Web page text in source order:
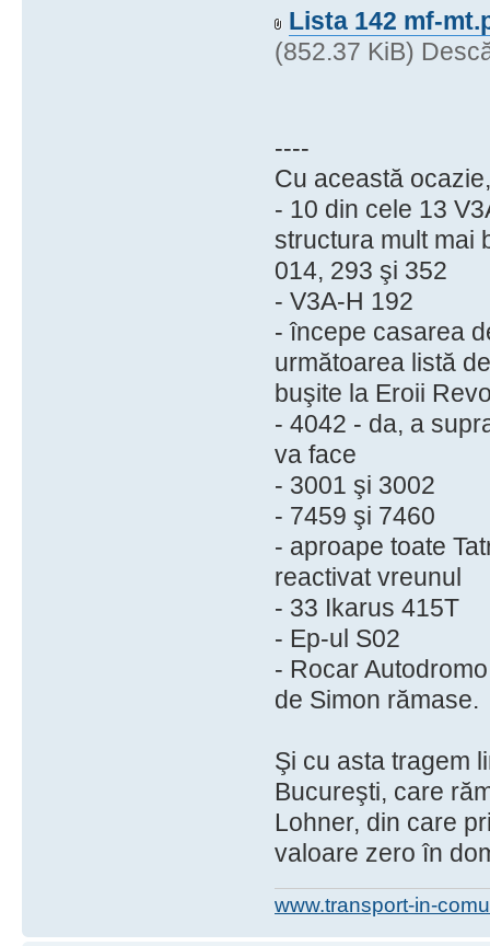
Lista 142 mf-
(852.37 KiB)
----
Cu această
- 10 din cele 13
structura mult mai
014, 293 şi 352
- V3A-H 192
- începe casarea
următoarea listă
buşite la Eroii
- 4042 - da, a
va face
- 3001 şi 3002
- 7459 şi 7460
- aproape toate
reactivat vreunul
- 33 Ikarus 415T
- Ep-ul S02
- Rocar
de Simon rămase.
Şi cu asta tragem
Bucureşti, care
Lohner, din care
valoare zero în
www.transport-in-